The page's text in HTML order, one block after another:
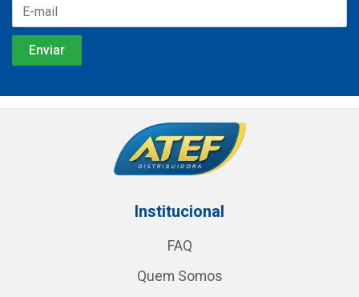
Institucional
FAQ
Quem Somos